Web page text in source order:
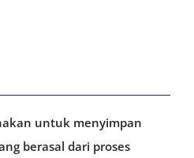
untuk menyimpan
berasal dari proses